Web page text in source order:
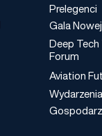
Prelegenci
Gala
Deep
Forum
Aviation
Gospodarz